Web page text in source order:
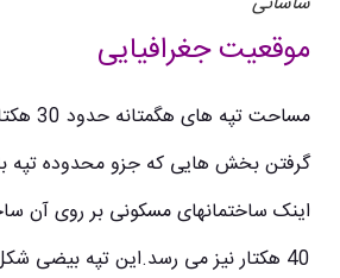
موقعیت جغرافیایی
مساحت
گرفتن بخش هایی که جزو محدوده تپه
اینک ساختمانهای مسکونی بر روی آن
40 هکتار نیز می رسد.این تپه بیضی